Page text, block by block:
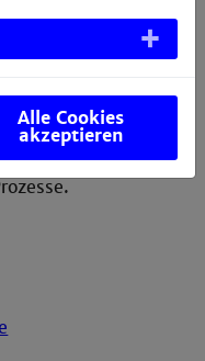
Modellierung und
Alle Cookies
akzeptieren